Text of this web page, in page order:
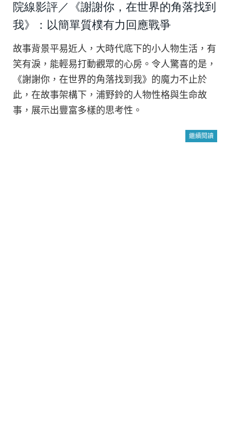
院線影評／《謝謝你，在世界的角落找到
我》：以簡單質樸有力回應戰爭
故事背景平易近人，大時代底下的小人物生活，有
笑有淚，能輕易打動觀眾的心房。令人驚喜的是，
《謝謝你，在世界的角落找到我》的魔力不止於
此，在故事架構下，浦野鈴的人物性格與生命故
事，展示出豐富多樣的思考性。
繼續閱讀